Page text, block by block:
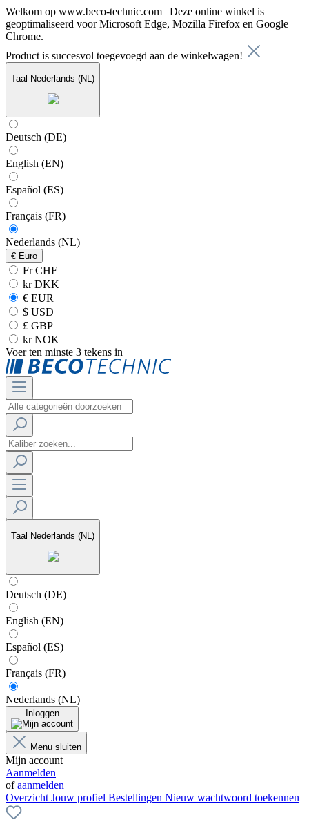
Welkom op www.beco-technic.com | Deze online winkel is
geoptimaliseerd voor Microsoft Edge, Mozilla Firefox en Google
Chrome.
Product is succesvol toegevoegd aan de winkelwagen!
Taal Nederlands (NL)
Deutsch (DE)
English (EN)
Español (ES)
Français (FR)
Nederlands (NL)
€ Euro
Fr CHF
kr DKK
€ EUR
$ USD
£ GBP
kr NOK
Voer ten minste 3 tekens in
Taal Nederlands (NL)
Deutsch (DE)
English (EN)
Español (ES)
Français (FR)
Nederlands (NL)
Inloggen
Menu sluiten
Mijn account
Aanmelden
ofaanmelden
Overzicht Jouw profiel Bestellingen Nieuw wachtwoord toekennen